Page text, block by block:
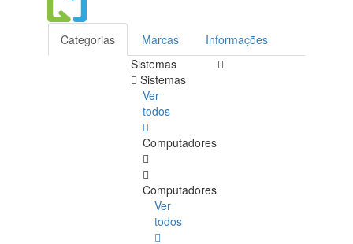
Categorias Marcas
Informações
Sistemas
Sistemas
Ver
todos
Computadores
Computadores
Ver
todos